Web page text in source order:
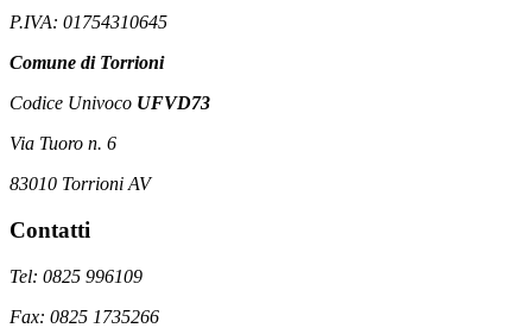
P.IVA: 01754310645
Comune di Torrioni
Codice Univoco UFVD73
Via Tuoro n. 6
83010 Torrioni AV
Contatti
Tel: 0825 996109
Fax: 0825 1735266